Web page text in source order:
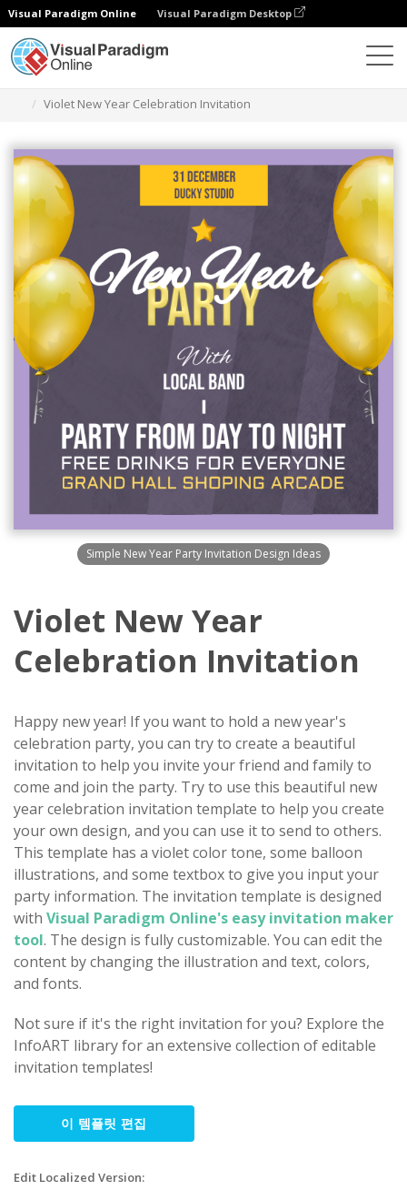
Visual Paradigm Online Visual Paradigm Desktop
Violet New Year Celebration Invitation
Simple New Year Party Invitation Design Ideas
Violet New Year
Celebration Invitation
Happy new year! If you want to hold a new year's
celebration party, you can try to create a beautiful
invitation to help you invite your friend and family to
come and join the party. Try to use this beautiful new
year celebration invitation template to help you create
your own design, and you can use it to send to others.
This template has a violet color tone, some balloon
illustrations, and some textbox to give you input your
party information. The invitation template is designed
with Visual Paradigm Online's easy invitation maker
tool. The design is fully customizable. You can edit the
content by changing the illustration and text, colors,
and fonts.
Not sure if it's the right invitation for you? Explore the
InfoART library for an extensive collection of editable
invitation templates!
이 템플릿 편집
Edit Localized Version: